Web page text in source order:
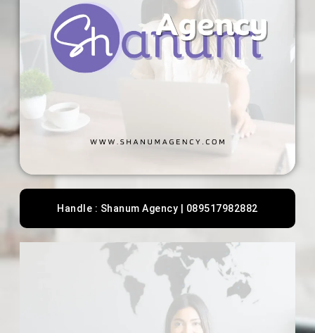
Handle : Shanum Agency | 089517982882